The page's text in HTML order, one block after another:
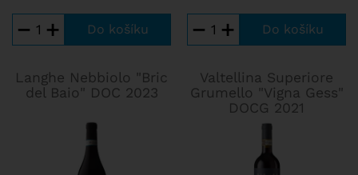
− + − +
Langhe Nebbiolo "Bric
del Baio" DOC 2023
Valtellina Superiore
Grumello "Vigna Gess"
DOCG 2021